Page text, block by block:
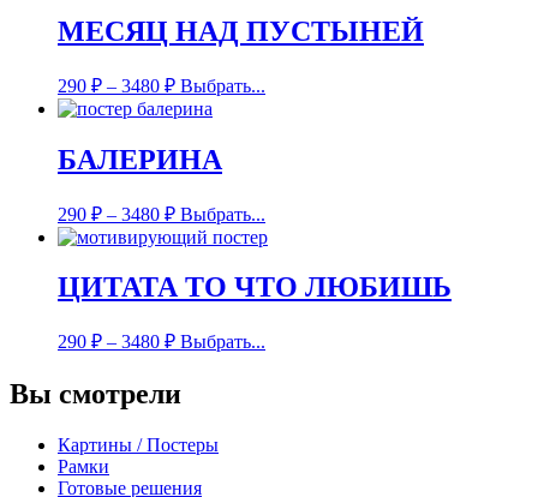
МЕСЯЦ НАД ПУСТЫНЕЙ
290 ₽ – 3480 ₽ Выбрать...
БАЛЕРИНА
290 ₽ – 3480 ₽ Выбрать...
ЦИТАТА ТО ЧТО ЛЮБИШЬ
290 ₽ – 3480 ₽ Выбрать...
Вы смотрели
Картины / Постеры
Рамки
Готовые решения